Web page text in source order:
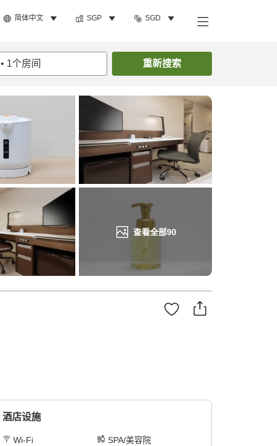
简体中文 SGP SGD
• 1个房间 重新搜索
查看全部90
搜索客房
酒店设施
Wi-Fi
SPA/美容院